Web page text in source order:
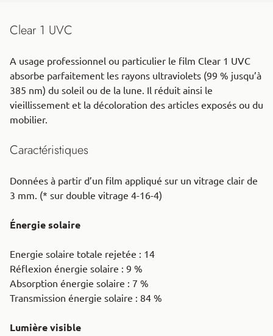
Clear 1 UVC
A usage professionnel ou particulier le film Clear 1 UVC
absorbe parfaitement les rayons ultraviolets (99 % jusqu’à
385 nm) du soleil ou de la lune. Il réduit ainsi le
vieillissement et la décoloration des articles exposés ou du
mobilier.
Caractéristiques
Données à partir d’un film appliqué sur un vitrage clair de
3 mm. (* sur double vitrage 4-16-4)
Énergie solaire
Energie solaire totale rejetée : 14
Réflexion énergie solaire : 9 %
Absorption énergie solaire : 7 %
Transmission énergie solaire : 84 %
Lumière visible